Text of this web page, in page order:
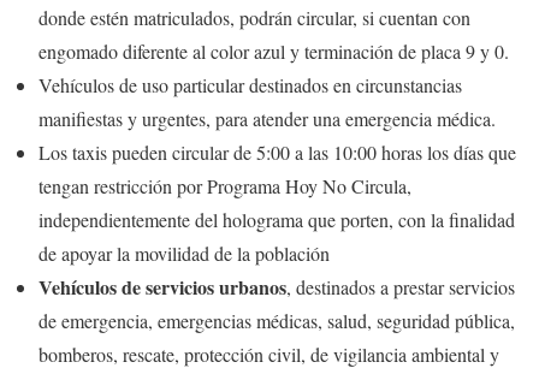
donde estén matriculados, podrán circular, si cuentan con
engomado diferente al color azul y terminación de placa 9 y 0.
Vehículos de uso particular destinados en circunstancias
manifiestas y urgentes, para atender una emergencia médica.
Los taxis pueden circular de 5:00 a las 10:00 horas los días que
tengan restricción por Programa Hoy No Circula,
independientemente del holograma que porten, con la finalidad
de apoyar la movilidad de la población
Vehículos de servicios urbanos, destinados a prestar servicios
de emergencia, emergencias médicas, salud, seguridad pública,
bomberos, rescate, protección civil, de vigilancia ambiental y